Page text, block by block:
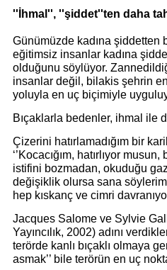
''İhmal'', ''şiddet''ten daha
Günümüzde kadına
eğitimsiz insanlar kadına
olduğunu söylüyor.
insanlar değil, bilakis şehrin
yoluyla en uç biçimiyle
Bıçaklarla bedenler, ihmal ile
Çizerini hatırlamadığım bir
‘’Kocacığım, hatırlıyor
istifini bozmadan, okuduğu
değişiklik olursa sana
hep kıskanç ve cimri
Jacques Salome ve Sylvie
Yayıncılık, 2002) adını
terörde kanlı bıçaklı olmaya
asmak’’ bile terörün en uç